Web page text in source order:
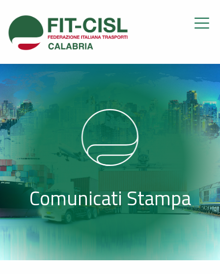
Comunicati Stampa